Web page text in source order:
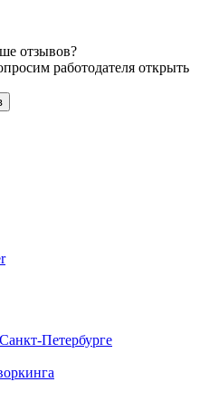
отзывов?
работодателя открыть
Петербурге